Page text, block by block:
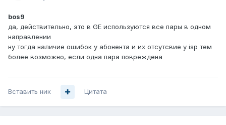
bos9
да, действительно, это в GE используются все пары в одном
направлении
ну тогда наличие ошибок у абонента и их отсутсвие у isp тем
более возможно, если одна пара повреждена
Вставить ник Цитата